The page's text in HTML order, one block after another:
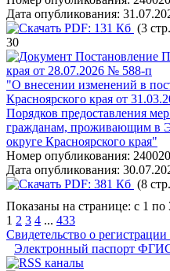
Дата опубликования:
PDF: 131 Кб (3
30
Постановление
края от 28.07.2026 № 588-п
"О внесении изменений в
Красноярского края от
Порядков предоставления
гражданам, проживающим в
округе Красноярского края"
Номер опубликования:
Дата опубликования:
PDF: 381 Кб (8
Показаны на странице: с 1 по
1 2 3 4 ... 433
Свидетельство о
Электронный паспорт